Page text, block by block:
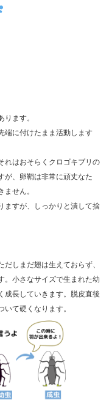
ます。
端に付けたまま活動します
れはおそらくクロゴキブリの
が、卵鞘は非常に頑丈なた
せん。
ますが、しっかりと潰して捨
しまだ翅は生えておらず、
。小さなサイズで生まれた幼
成長していきます。脱皮直後
て硬くなります。